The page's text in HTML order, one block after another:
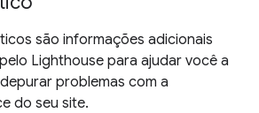
são informações adicionais
Lighthouse para ajudar você a
problemas com a
do seu site.